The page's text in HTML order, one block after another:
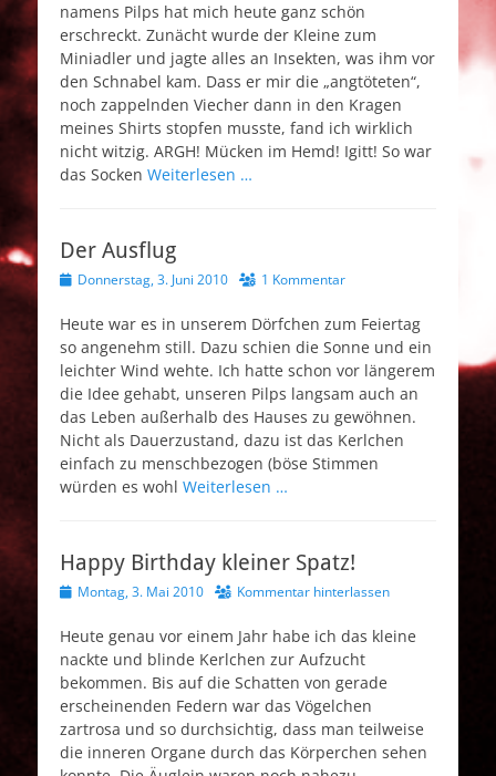
namens Pilps hat mich heute ganz schön
erschreckt. Zunächt wurde der Kleine zum
Miniadler und jagte alles an Insekten, was ihm vor
den Schnabel kam. Dass er mir die „angtöteten“,
noch zappelnden Viecher dann in den Kragen
meines Shirts stopfen musste, fand ich wirklich
nicht witzig. ARGH! Mücken im Hemd! Igitt! So war
das Socken Weiterlesen …
Der Ausflug
Veröffentlicht
Donnerstag, 3. Juni 2010 1 Kommentar
Heute war es in unserem Dörfchen zum Feiertag
so angenehm still. Dazu schien die Sonne und ein
leichter Wind wehte. Ich hatte schon vor längerem
die Idee gehabt, unseren Pilps langsam auch an
das Leben außerhalb des Hauses zu gewöhnen.
Nicht als Dauerzustand, dazu ist das Kerlchen
einfach zu menschbezogen (böse Stimmen
würden es wohl Weiterlesen …
Happy Birthday kleiner Spatz!
Veröffentlicht
Montag, 3. Mai 2010 Kommentar hinterlassen
Heute genau vor einem Jahr habe ich das kleine
nackte und blinde Kerlchen zur Aufzucht
bekommen. Bis auf die Schatten von gerade
erscheinenden Federn war das Vögelchen
zartrosa und so durchsichtig, dass man teilweise
die inneren Organe durch das Körperchen sehen